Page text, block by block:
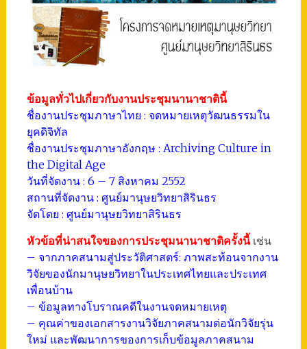
ข้อมูลทั่วไปเกี่ยวกับงานประชุมนานาชาตินี้
ชื่องานประชุมภาษาไทย : จดหมายเหตุวัฒนธรรมใน
ยุคดิจิทัล
ชื่องานประชุมภาษาอังกฤษ : Archiving Culture in
the Digital Age
วันที่จัดงาน : 6 – 7 สิงหาคม 2552
สถานที่จัดงาน : ศูนย์มานุษยวิทยาสิรินธร
จัดโดย : ศูนย์มานุษยวิทยาสิรินธร
หัวข้อที่น่าสนใจของการประชุมนานาชาติครั้งนี้ เช่น
– จากภาคสนามสู่ประวัติศาสตร์: ภาพสะท้อนจากงาน
วิจัยของนักมานุษยวิทยาในประเทศไทยและประเทศ
เพื่อนบ้าน
– ข้อมูลทางโบราณคดีในงานจดหมายเหตุ
– คุณค่าของเอกสารงานวิจัยภาคสนามต่อนักวิจัยรุ่น
ใหม่ และพัฒนาการของการเก็บข้อมูลภาคสนาม